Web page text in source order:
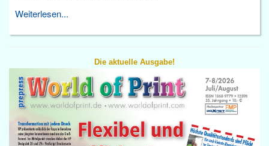
Weiterlesen...
Die aktuelle Ausgabe!